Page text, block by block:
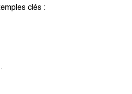
clés :